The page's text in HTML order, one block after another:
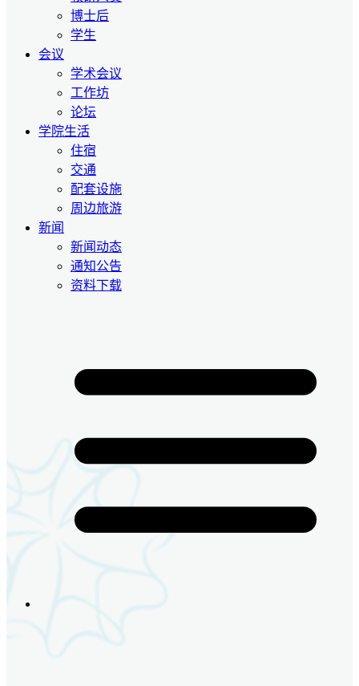
博士后
学生
会议
学术会议
工作坊
论坛
学院生活
住宿
交通
配套设施
周边旅游
新闻
新闻动态
通知公告
资料下载